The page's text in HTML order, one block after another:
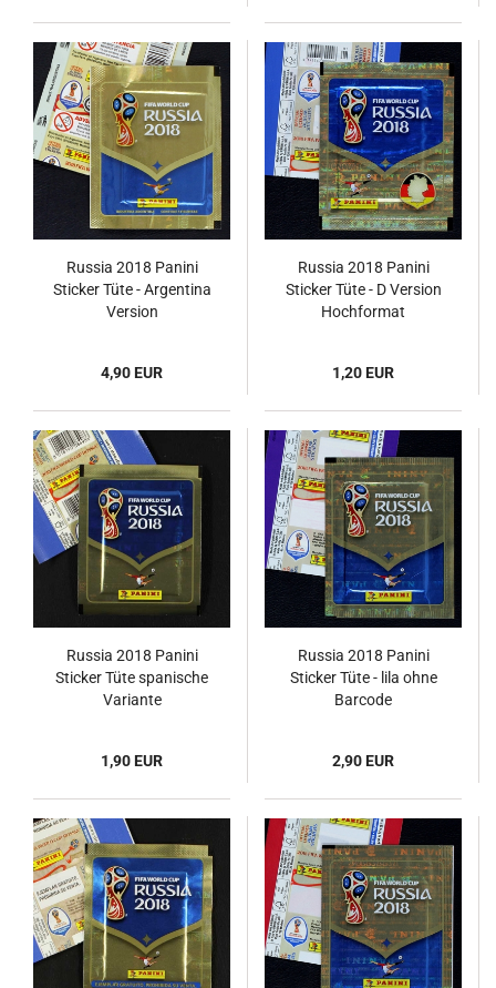
Russia 2018 Panini
Sticker Tüte - Argentina
Version
4,90 EUR
Russia 2018 Panini
Sticker Tüte - D Version
Hochformat
1,20 EUR
Russia 2018 Panini
Sticker Tüte spanische
Variante
1,90 EUR
Russia 2018 Panini
Sticker Tüte - lila ohne
Barcode
2,90 EUR